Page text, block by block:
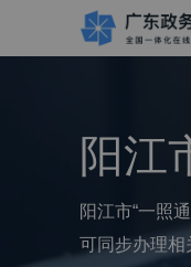
阳江
阳江市“一照
可同步办理相